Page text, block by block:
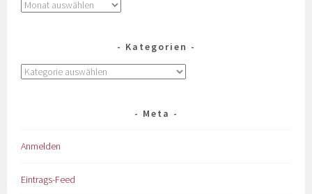
Kategorien
Meta
Anmelden
Eintrags-Feed